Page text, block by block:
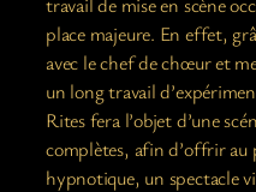
place majeure. En effet,
avec le chef de chœur et
un long travail
Rites fera l’objet d’une
complètes, afin d’offrir au
hypnotique, un spectacle